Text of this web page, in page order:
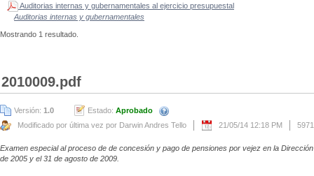
Auditorias internas y gubernamentales al ejercicio presupuestal
Auditorias internas y gubernamentales
Mostrando 1 resultado.
2010009.pdf
Versión: 1.0 Estado: Aprobado
Modificado por última vez por Darwin Andres Tello
21/05/14 12:18 PM
Examen especial al proceso de de concesión y pago de pensiones por vejez en la
de 2005 y el 31 de agosto de 2009.